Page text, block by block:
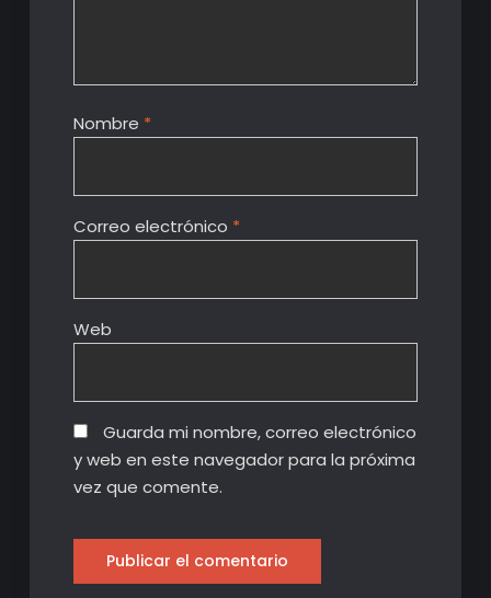
Nombre *
Correo electrónico *
Web
Guarda mi nombre, correo electrónico
y web en este navegador para la próxima
vez que comente.